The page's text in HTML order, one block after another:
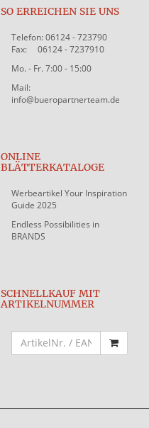
SO ERREICHEN SIE UNS
Telefon: 06124 - 723790
Fax: 06124 - 7237910
Mo. - Fr. 7:00 - 15:00
Mail:
info@bueropartnerteam.de
ONLINE
BLÄTTERKATALOGE
Werbeartikel Your Inspiration
Guide 2025
Endless Possibilities in
BRANDS
SCHNELLKAUF MIT
ARTIKELNUMMER